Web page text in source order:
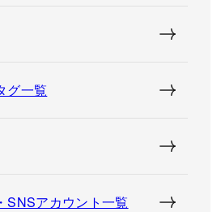
グ一覧
SNSアカウント一覧